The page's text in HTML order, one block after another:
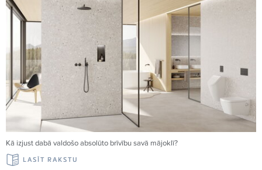
Kā izjust dabā valdošo absolūto brīvību savā mājoklī?
LASĪT RAKSTU